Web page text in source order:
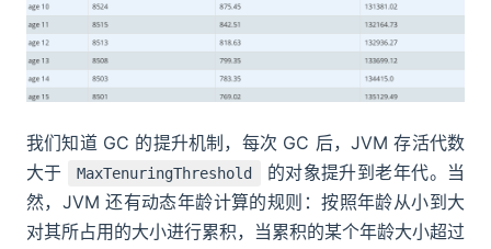
我们知道 GC 的提升机制，每次 GC 后，JVM 存活代数
大于
MaxTenuringThreshold
的对象提升到老年代。当
然，JVM 还有动态年龄计算的规则：按照年龄从小到大
对其所占用的大小进行累积，当累积的某个年龄大小超过